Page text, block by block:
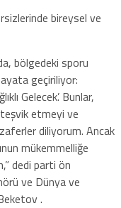
bireysel ve
bölgedeki sporu
geçiriliyor:
Gelecek’. Bunlar,
etmeyi ve
zaferler diliyorum. Ancak
mükemmelliğe
dedi parti ön
ve Dünya ve
.